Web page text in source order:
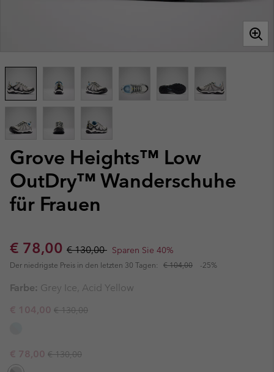
Grove Heights™ Low
OutDry™ Wanderschuhe
für Frauen
Sale price:
€ 78,00 Regular price:
€ 130,00 Sparen Sie 40%
Der niedrigste Preis in den letzten 30 Tagen: € 104,00 -25%
Farbe: Grey Ice, Acid Yellow
Sale price:
€ 104,00 Regular price:
€ 130,00
Sale price:
€ 78,00 Regular price:
€ 130,00